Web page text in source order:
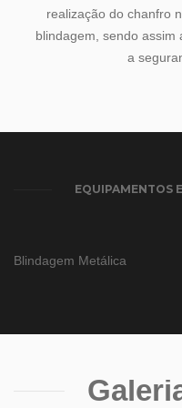
realização do chanfro
blindagem, sendo assim
a
EQUIPAMENTOS
Blindagem Metálica